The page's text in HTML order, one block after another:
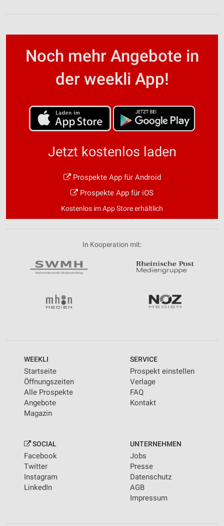
Noch mehr Angebote in
der weekli App!
Jetzt kostenlos laden
Prospekte App für Android
Prospekte App für iOS
Kostenlos im App Store erhältlich
In Kooperation mit:
WEEKLI
Startseite
Öffnungszeiten
Alle Prospekte
Angebote
Magazin
SERVICE
Prospekt einstellen
Verlage
FAQ
Kontakt
SOCIAL
Facebook
Twitter
Instagram
LinkedIn
UNTERNEHMEN
Jobs
Presse
Datenschutz
AGB
Impressum